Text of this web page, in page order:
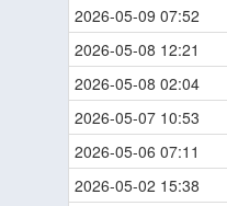
2026-05-09 07:52
2026-05-08 12:21
2026-05-08 02:04
2026-05-07 10:53
2026-05-06 07:11
2026-05-02 15:38